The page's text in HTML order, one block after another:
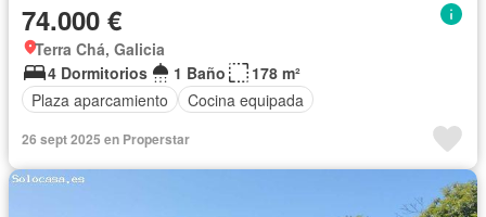
74.000 €
Terra Chá, Galicia
4 Dormitorios
1 Baño
178 m²
Plaza aparcamiento
Cocina equipada
26 sept 2025 en Properstar